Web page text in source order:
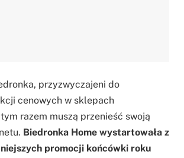
przyzwyczajeni do
cenowych w sklepach
razem muszą przenieść swoją
Biedronka Home wystartowała z
promocji końcówki roku